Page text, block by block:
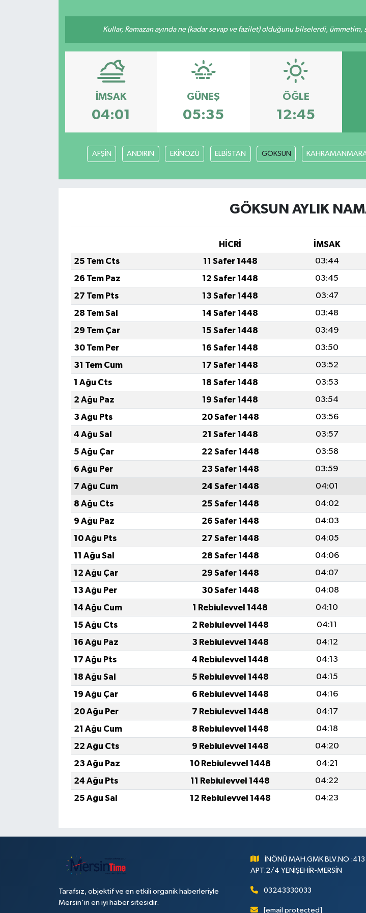
Kullar, Ramazan ayında ne (kadar sevap ve fazilet) olduğunu bilselerdi, ümmetim,
İMSAK
04:01
GÜNEŞ
05:35
ÖĞLE
12:45
AFŞİN ANDIRIN EKİNÖZÜ ELBİSTAN GÖKSUN
GÖKSUN AYLIK
HİCRİ İMSAK
25 Tem Cts
11 Safer 1448 03:44
26 Tem Paz
12 Safer 1448 03:45
27 Tem Pts
13 Safer 1448 03:47
28 Tem Sal
14 Safer 1448 03:48
29 Tem Çar
15 Safer 1448 03:49
30 Tem Per
16 Safer 1448 03:50
31 Tem Cum
17 Safer 1448 03:52
1 Ağu Cts
18 Safer 1448 03:53
2 Ağu Paz
19 Safer 1448 03:54
3 Ağu Pts
20 Safer 1448 03:56
4 Ağu Sal
21 Safer 1448 03:57
5 Ağu Çar
22 Safer 1448 03:58
6 Ağu Per
23 Safer 1448 03:59
7 Ağu Cum
24 Safer 1448 04:01
8 Ağu Cts
25 Safer 1448 04:02
9 Ağu Paz
26 Safer 1448 04:03
10 Ağu Pts
27 Safer 1448 04:05
11 Ağu Sal
28 Safer 1448 04:06
12 Ağu Çar
29 Safer 1448 04:07
13 Ağu Per
30 Safer 1448 04:08
14 Ağu Cum
1 Rebiulevvel 1448 04:10
15 Ağu Cts
2 Rebiulevvel 1448 04:11
16 Ağu Paz
3 Rebiulevvel 1448 04:12
17 Ağu Pts
4 Rebiulevvel 1448 04:13
18 Ağu Sal
5 Rebiulevvel 1448 04:15
19 Ağu Çar
6 Rebiulevvel 1448 04:16
20 Ağu Per
7 Rebiulevvel 1448 04:17
21 Ağu Cum
8 Rebiulevvel 1448 04:18
22 Ağu Cts
9 Rebiulevvel 1448 04:20
23 Ağu Paz
10 Rebiulevvel 1448 04:21
24 Ağu Pts
11 Rebiulevvel 1448 04:22
25 Ağu Sal
12 Rebiulevvel 1448 04:23
Tarafsız, objektif ve en etkili organik haberleriyle
Mersin'in en iyi haber sitesidir.
İNÖNÜ MAH.GMK BLV.NO :413
APT.2/4 YENİŞEHİR-MERSİN
03243330033
[email protected]
Resmi İlan